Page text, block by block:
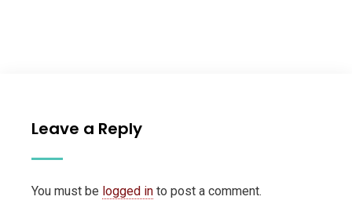
Leave a Reply
You must be logged in to post a comment.